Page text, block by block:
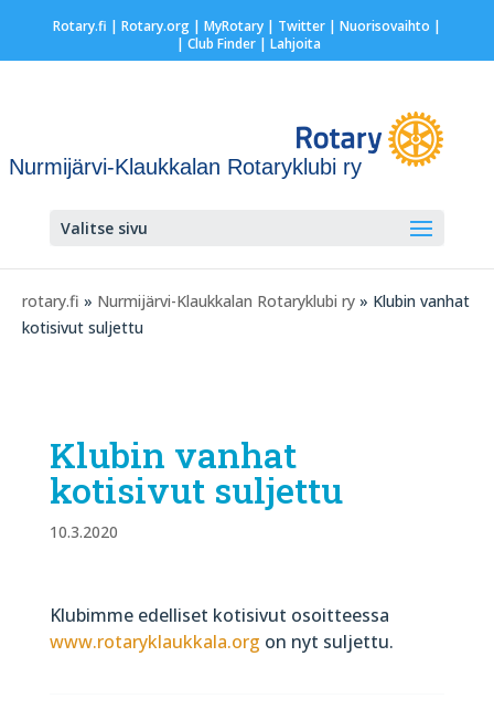
Rotary.fi | Rotary.org| MyRotary| Twitter| Nuorisovaihto |
| Club Finder| Lahjoita
Nurmijärvi-Klaukkalan Rotaryklubi ry
Valitse sivu
rotary.fi » Nurmijärvi-Klaukkalan Rotaryklubi ry » Klubin vanhat
kotisivut suljettu
Klubin vanhat
kotisivut suljettu
10.3.2020
Klubimme edelliset kotisivut osoitteessa
www.rotaryklaukkala.org on nyt suljettu.